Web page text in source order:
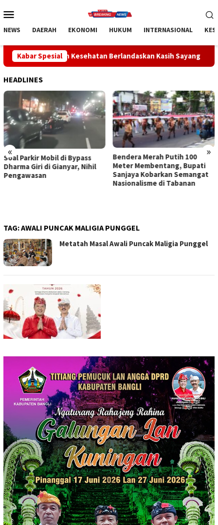
ke
Mobile
NEWS DAERAH EKONOMI HUKUM INTERNASIONAL
Kabar Spesial
Kesehatan Berlandaskan Kasih Sayang ABTI Bali
HEADLINES
« »
Bendera Merah Putih 100
Meter Membentang, Bupati
Sanjaya Kobarkan Semangat
Sidak Bea Cukai Ngurah Rai,
Komisi I DPRD Bali Tegaskan
Tak Ada Indikasi
Penyalahgunaan Barang
TAG:AWALI PUNCAK MALIGIA PUNGGEL
Metatah Masal Awali Puncak Maligia Punggel